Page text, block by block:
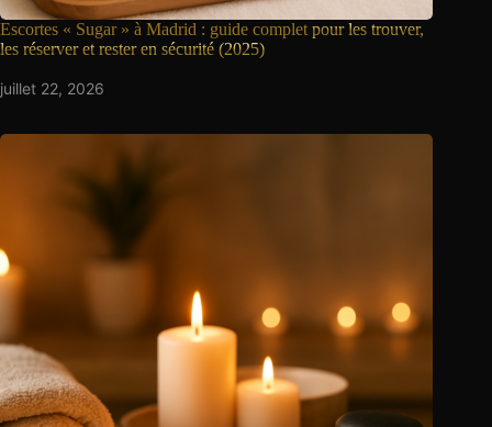
Escortes « Sugar » à Madrid : guide completpour les trouver,
les réserver et rester en sécurité (2025)
juillet 22, 2026